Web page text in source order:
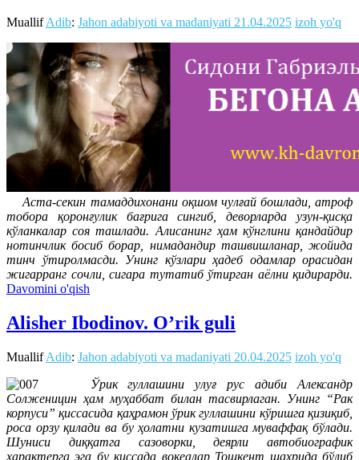
MuallifAdib: Jahon adabiyoti va madaniyati 21.04.2025 izoh yo'q
Аста-секин тамаддихонани оқшом чулғай бошлади, атроф
тобора қоронғулик бағрига сингиб, деворларда узун-қисқа
кўланкалар соя ташлади. Алисанинг ҳам кўнглини қандайдир
нотинчлик босиб борар, нимадандир ташвишланар, жойида
тинч ўтиролмасди. Унинг кўзлари ҳадеб одамлар орасидан
жигарранг сочли, сигара тутатиб ўтирган аёлни қидирарди.
Davomini o'qish
Alisher Ibodinov. O’rik guli
MuallifAdib: Jahon adabiyoti va madaniyati 20.04.2025 izoh yo'q
Ўрик гуллашини улуғ рус адиби Александр
Солженицин ҳам муҳаббат билан тасвирлаган. Унинг “Рак
корпуси” қиссасида қаҳрамон ўрик гуллашини кўришга қизиқиб,
роса орзу қилади ва бу ҳолатни кузатишга муваффақ бўлади.
Шуниси диққатга сазоворки, деярли автобиографик
характерга эга бу қиссада воқеалар Тошкент шаҳрида бўлиб